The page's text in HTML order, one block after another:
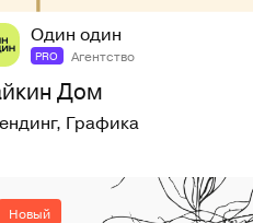
Один один
PRO Агентство
Дом
, Графика
Новый